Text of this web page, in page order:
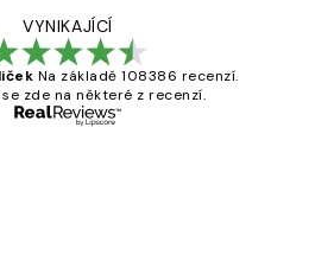
VYNIKAJÍCÍ
Na základě 108386 recenzí.
zde na některé z recenzí.